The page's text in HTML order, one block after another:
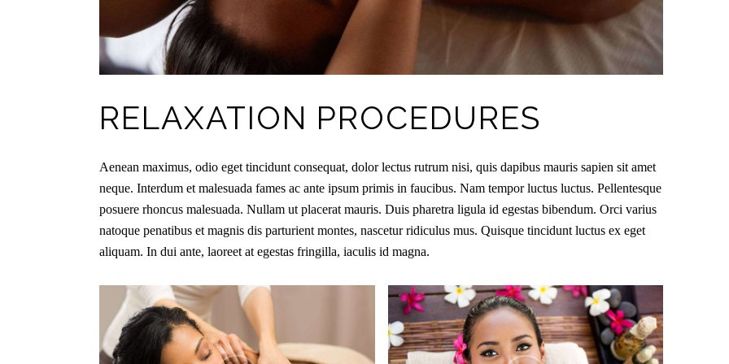
RELAXATION PROCEDURES
Aenean maximus, odio eget tincidunt consequat, dolor lectus rutrum nisi, quis dapibus mauris sapien sit amet
neque. Interdum et malesuada fames ac ante ipsum primis in faucibus. Nam tempor luctus luctus. Pellentesque
posuere rhoncus malesuada. Nullam ut placerat mauris. Duis pharetra ligula id egestas bibendum. Orci varius
natoque penatibus et magnis dis parturient montes, nascetur ridiculus mus. Quisque tincidunt luctus ex eget
aliquam. In dui ante, laoreet at egestas fringilla, iaculis id magna.